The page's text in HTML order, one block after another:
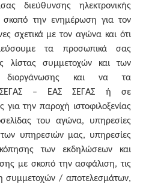
διεύθυνσης ηλεκτρονικής
την ενημέρωση για τον
σχετικά με τον αγώνα και ότι
τα προσωπικά σας
λίστας συμμετοχών και των
διοργάνωσης και να τα
ΣΕΓΑΣ – ΕΑΣ ΣΕΓΑΣ ή σε
για την παροχή ιστοφιλοξενίας
του αγώνα, υπηρεσίες
υπηρεσιών μας, υπηρεσίες
των εκδηλώσεων και
με σκοπό την ασφάλιση, τις
συμμετοχών / αποτελεσμάτων,